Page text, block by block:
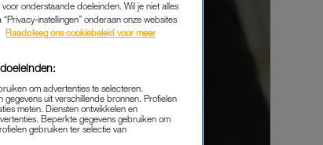
onderstaande doeleinden. Wil je niet alles
instellingen” onderaan onze websites
Raadpleeg ons cookiebeleid voor meer
om advertenties te selecteren.
uit verschillende bronnen. Profielen
meten. Diensten ontwikkelen en
Beperkte gegevens gebruiken om
gebruiken ter selectie van